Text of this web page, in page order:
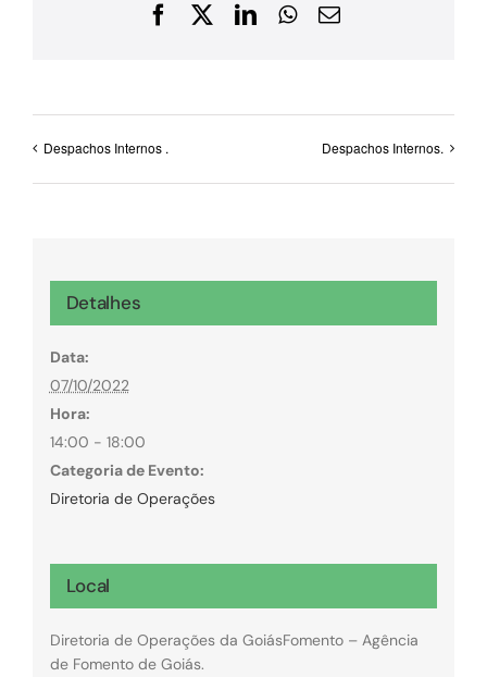
Facebook
X LinkedInWhatsApp
E-
Despachos Internos . Despachos Internos.
Detalhes
Data:
07/10/2022
Hora:
14:00 - 18:00
Categoria de Evento:
Diretoria de Operações
Local
Diretoria de Operações da GoiásFomento – Agência
de Fomento de Goiás.